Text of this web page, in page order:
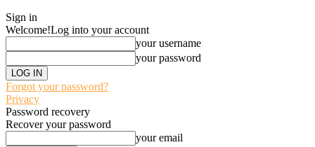
Sign in
Welcome!Log into your account
your username
your password
Forgot your password?
Privacy
Password recovery
Recover your password
your email